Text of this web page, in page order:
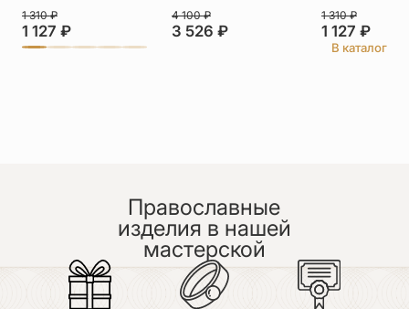
Nana
30.06.2026
Очен очен тонкие и нежние работи ....мне очен
1 127 ₽
1 310₽
3 526 ₽
4 100₽
1 127 ₽
1 310₽
В каталог
Православные
изделия в нашей
мастерской